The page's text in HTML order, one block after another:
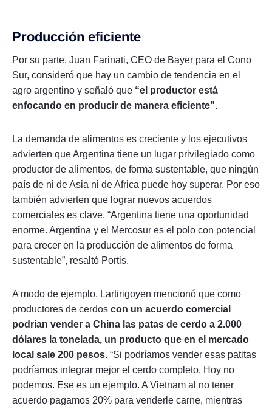
Producción eficiente
Por su parte, Juan Farinati, CEO de Bayer para el Cono
Sur, consideró que hay un cambio de tendencia en el
agro argentino y señaló que “el productor está
enfocando en producir de manera eficiente”.
La demanda de alimentos es creciente y los ejecutivos
advierten que Argentina tiene un lugar privilegiado como
productor de alimentos, de forma sustentable, que ningún
país de ni de Asia ni de Africa puede hoy superar. Por eso
también advierten que lograr nuevos acuerdos
comerciales es clave. “Argentina tiene una oportunidad
enorme. Argentina y el Mercosur es el polo con potencial
para crecer en la producción de alimentos de forma
sustentable”, resaltó Portis.
A modo de ejemplo, Lartirigoyen mencionó que como
productores de cerdos con un acuerdo comercial
podrían vender a China las patas de cerdo a 2.000
dólares la tonelada, un producto que en el mercado
local sale 200 pesos. “Si podríamos vender esas patitas
podríamos integrar mejor el cerdo completo. Hoy no
podemos. Ese es un ejemplo. A Vietnam al no tener
acuerdo pagamos 20% para venderle carne, mientras